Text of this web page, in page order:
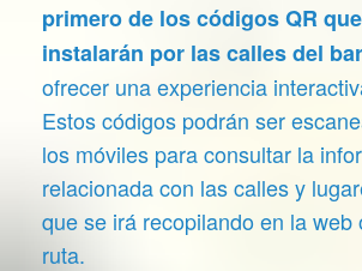
primero de los códigos QR
instalarán por las calles del
ofrecer una experiencia
Estos códigos podrán ser
los móviles para consultar la
relacionada con las calles y
que se irá recopilando en la web
ruta.